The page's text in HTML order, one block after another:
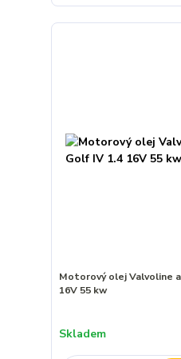
Motorový olej Valvoline
16V 55 kw
Skladem